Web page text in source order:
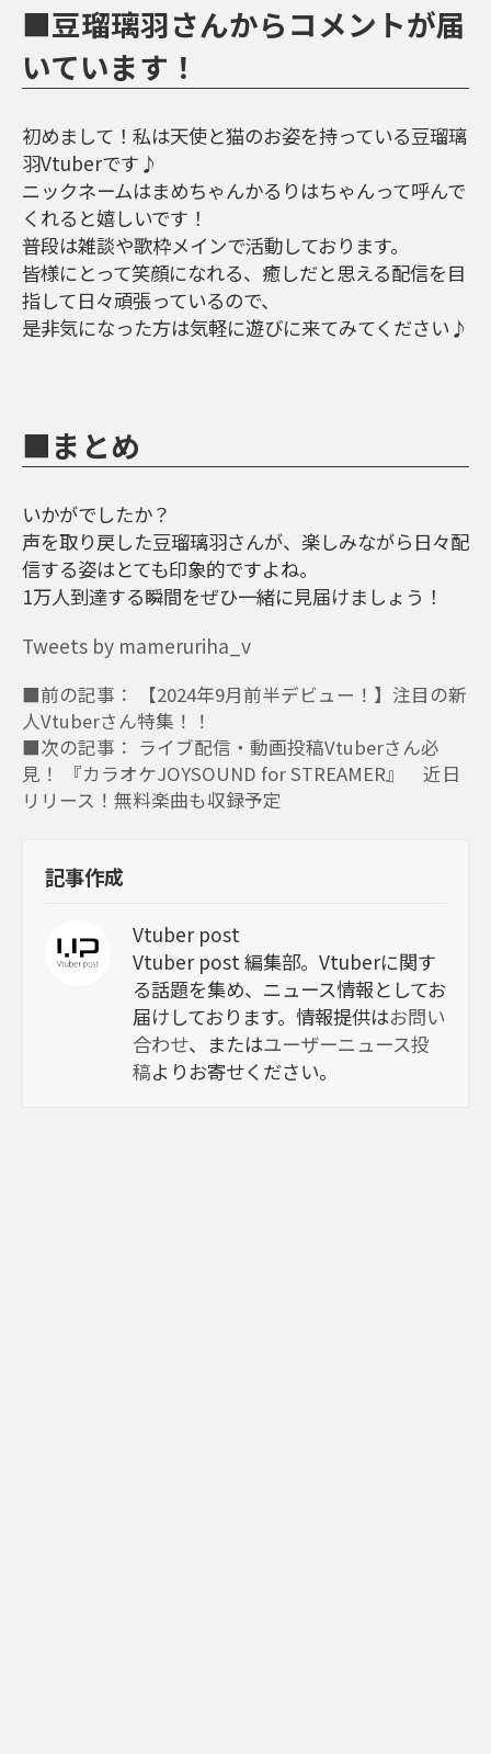
■豆瑠璃羽さんからコメントが届
いています！
初めまして！私は天使と猫のお姿を持っている豆瑠璃
羽Vtuberです♪
ニックネームはまめちゃんかるりはちゃんって呼んで
くれると嬉しいです！
普段は雑談や歌枠メインで活動しております。
皆様にとって笑顔になれる、癒しだと思える配信を目
指して日々頑張っているので、
是非気になった方は気軽に遊びに来てみてください♪
■まとめ
いかがでしたか？
声を取り戻した豆瑠璃羽さんが、楽しみながら日々配
信する姿はとても印象的ですよね。
1万人到達する瞬間をぜひ一緒に見届けましょう！
Tweets by mameruriha_v
■前の記事： 【2024年9月前半デビュー！】注目の新
人Vtuberさん特集！！
■次の記事： ライブ配信・動画投稿Vtuberさん必
見！ 『カラオケJOYSOUND for STREAMER』 近日
リリース！無料楽曲も収録予定
記事作成
Vtuber post
Vtuber post 編集部。Vtuberに関す
る話題を集め、ニュース情報としてお
届けしております。情報提供はお問い
合わせ、またはユーザーニュース投
稿よりお寄せください。